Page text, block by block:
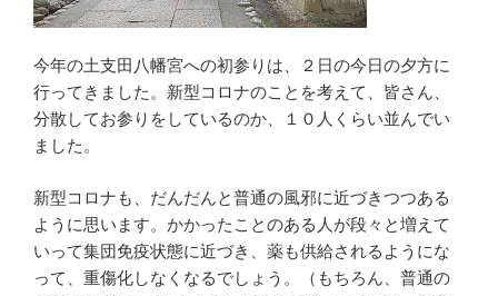
今年の土支田八幡宮への初参りは、２日の今日の夕方に
行ってきました。新型コロナのことを考えて、皆さん、
分散してお参りをしているのか、１０人くらい並んでい
ました。
新型コロナも、だんだんと普通の風邪に近づきつつある
ように思います。かかったことのある人が段々と増えて
いって集団免疫状態に近づき、薬も供給されるようにな
って、重傷化しなくなるでしょう。（もちろん、普通の